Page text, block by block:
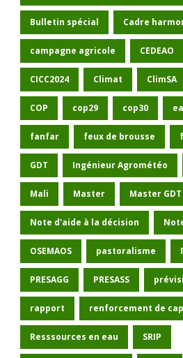
Bulletin spécial Cadre
campagne agricole CEDEAO
CICC2024 Climat ClimSA
COP cop29 cop30
fanfar feux de brousse
GDT Ingénieur Agrométéo
Mali Master Master GDT
Note d'aide à la décision
OSEMAOS pastoralisme
PRESAGG PRESASS
rapport renforcement de
Resssources en eau SRIP